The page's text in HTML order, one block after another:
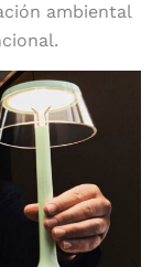
ambiental